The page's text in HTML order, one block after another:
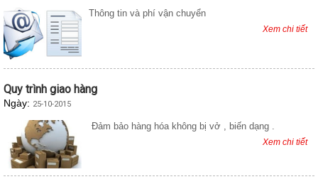
Thông tin và phí vận chuyển
Xem chi tiết
Quy trình giao hàng
Ngày: 25-10-2015
Đảm bảo hàng hóa không bị vở , biến dạng .
Xem chi tiết